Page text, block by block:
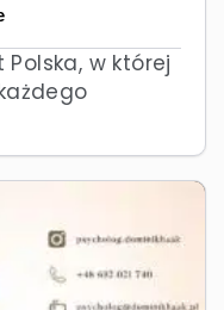
w której